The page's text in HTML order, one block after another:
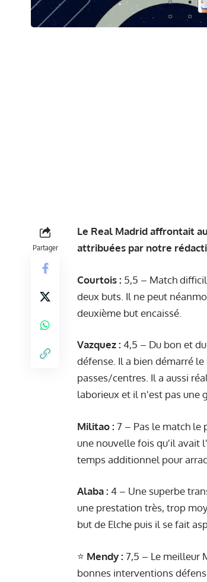
Partager
Le Real Madrid affrontait
attribuées par notre
Courtois : 5,5 – Match
deux buts. Il ne peut
deuxième but encaissé.
Vazquez : 4,5 – Du bon et
défense. Il a bien démarré
passes/centres. Il a aussi
laborieux et il n'est pas une
Militao : 7 – Pas le match le
une nouvelle fois qu'il avait
temps additionnel pour
Alaba : 4 – Une superbe
une prestation très, trop
but de Elche puis il se fait
⭐️ Mendy : 7,5 – Le meilleur
bonnes interventions